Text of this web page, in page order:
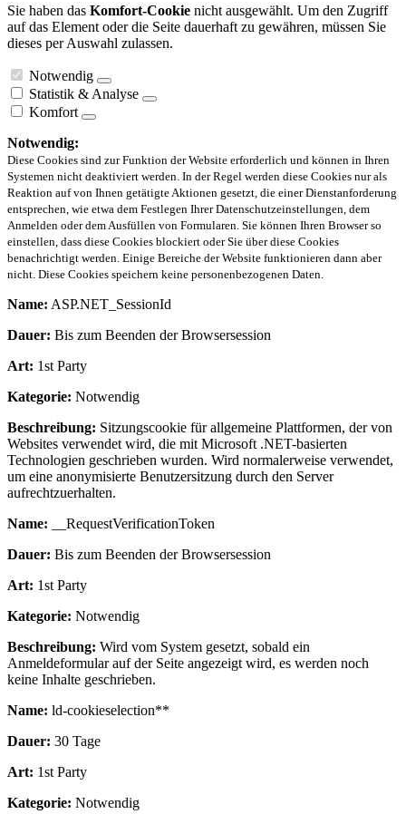
Sie haben das Komfort-Cookie nicht ausgewählt. Um den Zugriff
auf das Element oder die Seite dauerhaft zu gewähren, müssen Sie
dieses per Auswahl zulassen.
Notwendig
Statistik & Analyse
Komfort
Notwendig:
Diese Cookies sind zur Funktion der Website erforderlich und können in Ihren
Systemen nicht deaktiviert werden. In der Regel werden diese Cookies nur als
Reaktion auf von Ihnen getätigte Aktionen gesetzt, die einer Dienstanforderung
entsprechen, wie etwa dem Festlegen Ihrer Datenschutzeinstellungen, dem
Anmelden oder dem Ausfüllen von Formularen. Sie können Ihren Browser so
einstellen, dass diese Cookies blockiert oder Sie über diese Cookies
benachrichtigt werden. Einige Bereiche der Website funktionieren dann aber
nicht. Diese Cookies speichern keine personenbezogenen Daten.
Name: ASP.NET_SessionId
Dauer: Bis zum Beenden der Browsersession
Art: 1st Party
Kategorie: Notwendig
Beschreibung: Sitzungscookie für allgemeine Plattformen, der von
Websites verwendet wird, die mit Microsoft .NET-basierten
Technologien geschrieben wurden. Wird normalerweise verwendet,
um eine anonymisierte Benutzersitzung durch den Server
aufrechtzuerhalten.
Name: __RequestVerificationToken
Dauer: Bis zum Beenden der Browsersession
Art: 1st Party
Kategorie: Notwendig
Beschreibung: Wird vom System gesetzt, sobald ein
Anmeldeformular auf der Seite angezeigt wird, es werden noch
keine Inhalte geschrieben.
Name: ld-cookieselection**
Dauer: 30 Tage
Art: 1st Party
Kategorie: Notwendig